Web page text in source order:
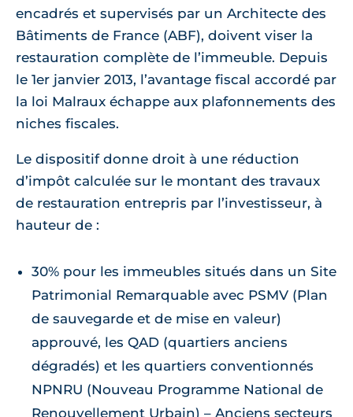
encadrés et supervisés par un Architecte des
Bâtiments de France (ABF), doivent viser la
restauration complète de l’immeuble. Depuis
le 1er janvier 2013, l’avantage fiscal accordé par
la loi Malraux échappe aux plafonnements des
niches fiscales.
Le dispositif donne droit à une réduction
d’impôt calculée sur le montant des travaux
de restauration entrepris par l’investisseur, à
hauteur de :
30% pour les immeubles situés dans un Site
Patrimonial Remarquable avec PSMV (Plan
de sauvegarde et de mise en valeur)
approuvé, les QAD (quartiers anciens
dégradés) et les quartiers conventionnés
NPNRU (Nouveau Programme National de
Renouvellement Urbain) – Anciens secteurs